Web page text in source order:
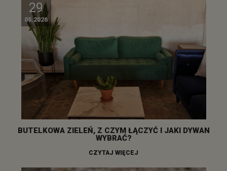
29
05.2026
BUTELKOWA ZIELEŃ, Z CZYM ŁĄCZYĆ I JAKI DYWAN
WYBRAĆ?
CZYTAJ WIĘCEJ